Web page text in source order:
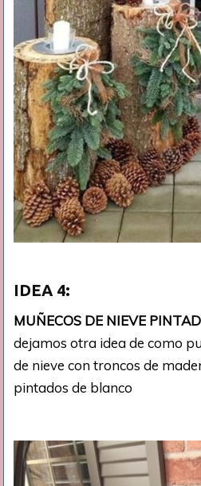
IDEA 4:
MUÑECOS DE NIEVE
dejamos otra idea de como
de nieve con troncos de
pintados de blanco